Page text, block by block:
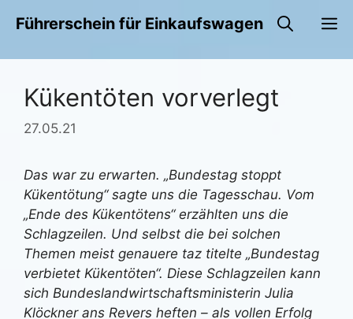
InhaltFührerschein für Einkaufswagen
Kükentöten vorverlegt
27.05.21
Das war zu erwarten. „Bundestag stoppt
Kükentötung“ sagte uns die Tagesschau. Vom
„Ende des Kükentötens“ erzählten uns die
Schlagzeilen. Und selbst die bei solchen
Themen meist genauere taz titelte „Bundestag
verbietet Kükentöten“. Diese Schlagzeilen kann
sich Bundeslandwirtschaftsministerin Julia
Klöckner ans Revers heften – als vollen Erfolg